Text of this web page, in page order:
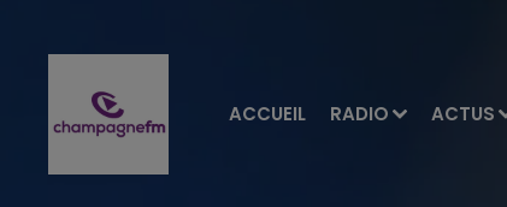
ACCUEIL RADIO ACTUS